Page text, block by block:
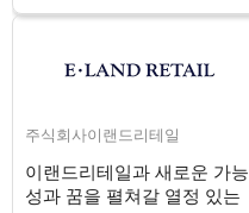
주식회사이랜드리테일
이랜드리테일과 새로운 가능
성과 꿈을 펼쳐갈 열정 있는